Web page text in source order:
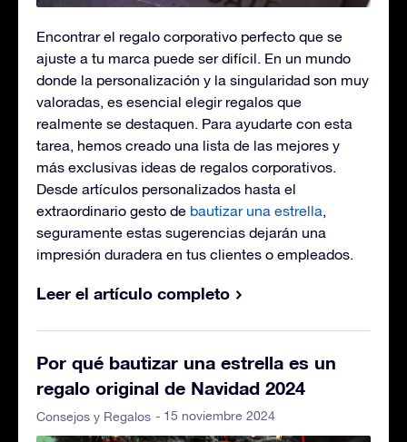
Encontrar el regalo corporativo perfecto que se
ajuste a tu marca puede ser difícil. En un mundo
donde la personalización y la singularidad son muy
valoradas, es esencial elegir regalos que
realmente se destaquen. Para ayudarte con esta
tarea, hemos creado una lista de las mejores y
más exclusivas ideas de regalos corporativos.
Desde artículos personalizados hasta el
extraordinario gesto de bautizar una estrella,
seguramente estas sugerencias dejarán una
impresión duradera en tus clientes o empleados.
Leer el artículo completo
Por qué bautizar una estrella es un
regalo original de Navidad 2024
Consejos y Regalos - 15 noviembre 2024